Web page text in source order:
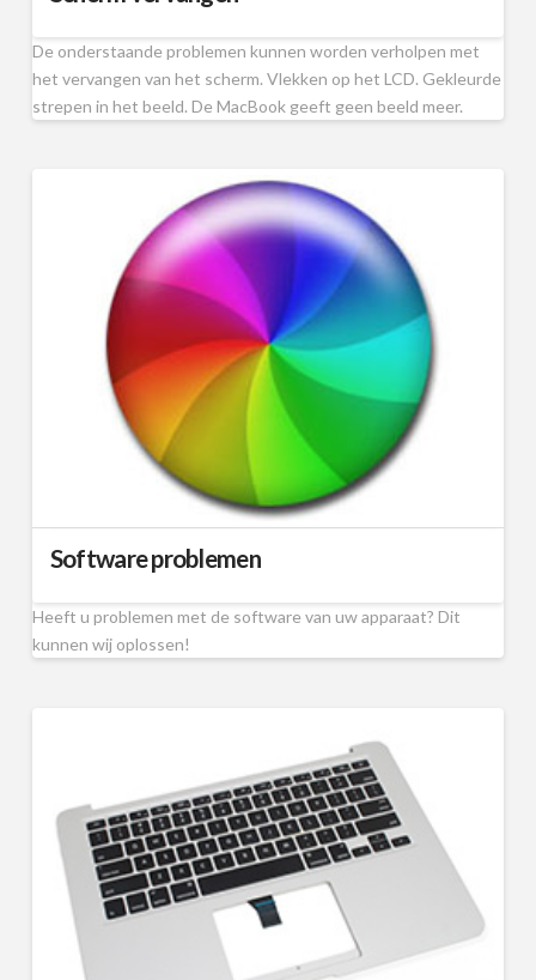
De onderstaande problemen kunnen worden verholpen met
het vervangen van het scherm. Vlekken op het LCD. Gekleurde
strepen in het beeld. De MacBook geeft geen beeld meer.
Software problemen
Heeft u problemen met de software van uw apparaat? Dit
kunnen wij oplossen!